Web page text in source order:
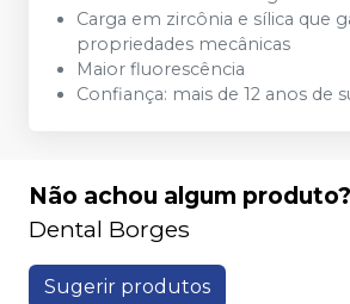
Carga em zircônia e sílica que
propriedades mecânicas
Maior fluorescência
Confiança: mais de 12 anos de
Não achou algum produto?
Dental Borges
Sugerir produtos